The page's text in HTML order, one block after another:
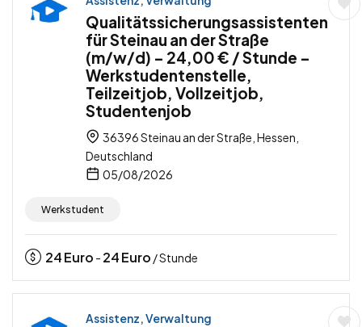
Qualitätssicherungsassistenten
für Steinau an der Straße
(m/w/d) – 24,00 € / Stunde –
Werkstudentenstelle,
Teilzeitjob, Vollzeitjob,
Studentenjob
36396 Steinau an der Straße, Hessen,
Deutschland
05/08/2026
Werkstudent
24Euro - 24Euro / Stunde
Assistenz, Verwaltung